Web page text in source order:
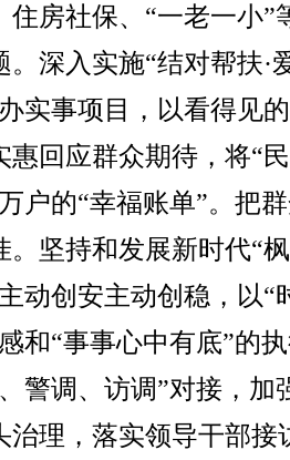
住房社保、“一老一小”
。深入实施“结对帮扶·
实事项目，以看得见
惠回应群众期待，将“
户的“幸福账单”。把
。坚持和发展新时代“
动创安主动创稳，以“
和“事事心中有底”的
警调、访调”对接，加
治理，落实领导干部接